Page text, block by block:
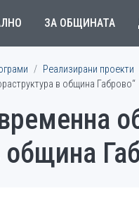
ЗА ОБЩИНАТА
Реализирани проекти
в община Габрово“